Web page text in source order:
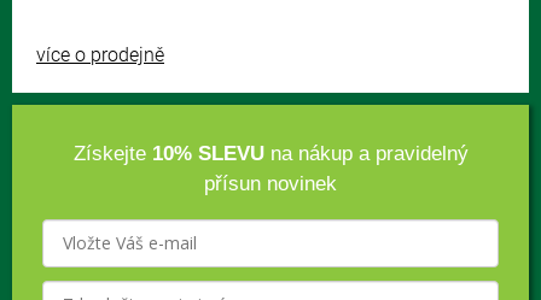
více o prodejně
Získejte 10% SLEVUna nákup a pravidelný
přísun novinek